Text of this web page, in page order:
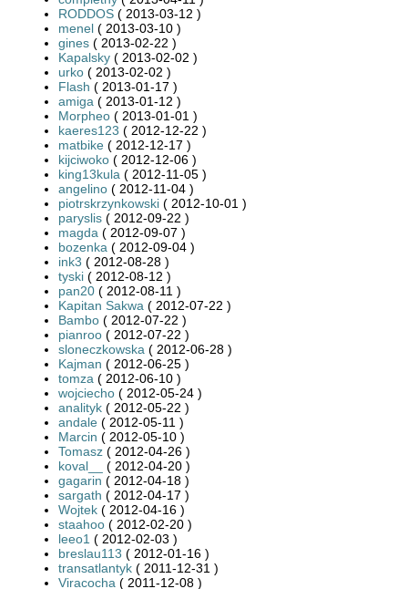
RODDOS ( 2013-03-12 )
menel ( 2013-03-10 )
gines ( 2013-02-22 )
Kapalsky ( 2013-02-02 )
urko ( 2013-02-02 )
Flash ( 2013-01-17 )
amiga ( 2013-01-12 )
Morpheo ( 2013-01-01 )
kaeres123 ( 2012-12-22 )
matbike ( 2012-12-17 )
kijciwoko ( 2012-12-06 )
king13kula ( 2012-11-05 )
angelino ( 2012-11-04 )
piotrskrzynkowski ( 2012-10-01 )
paryslis ( 2012-09-22 )
magda ( 2012-09-07 )
bozenka ( 2012-09-04 )
ink3 ( 2012-08-28 )
tyski ( 2012-08-12 )
pan20 ( 2012-08-11 )
Kapitan Sakwa ( 2012-07-22 )
Bambo ( 2012-07-22 )
pianroo ( 2012-07-22 )
sloneczkowska ( 2012-06-28 )
Kajman ( 2012-06-25 )
tomza ( 2012-06-10 )
wojciecho ( 2012-05-24 )
analityk ( 2012-05-22 )
andale ( 2012-05-11 )
Marcin ( 2012-05-10 )
Tomasz ( 2012-04-26 )
koval__
( 2012-04-20 )
gagarin ( 2012-04-18 )
sargath ( 2012-04-17 )
Wojtek ( 2012-04-16 )
staahoo ( 2012-02-20 )
leeo1 ( 2012-02-03 )
breslau113 ( 2012-01-16 )
transatlantyk ( 2011-12-31 )
Viracocha ( 2011-12-08 )